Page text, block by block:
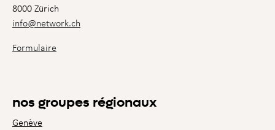
8000 Zürich
info@network.ch
Formulaire
nos groupes régionaux
Genève